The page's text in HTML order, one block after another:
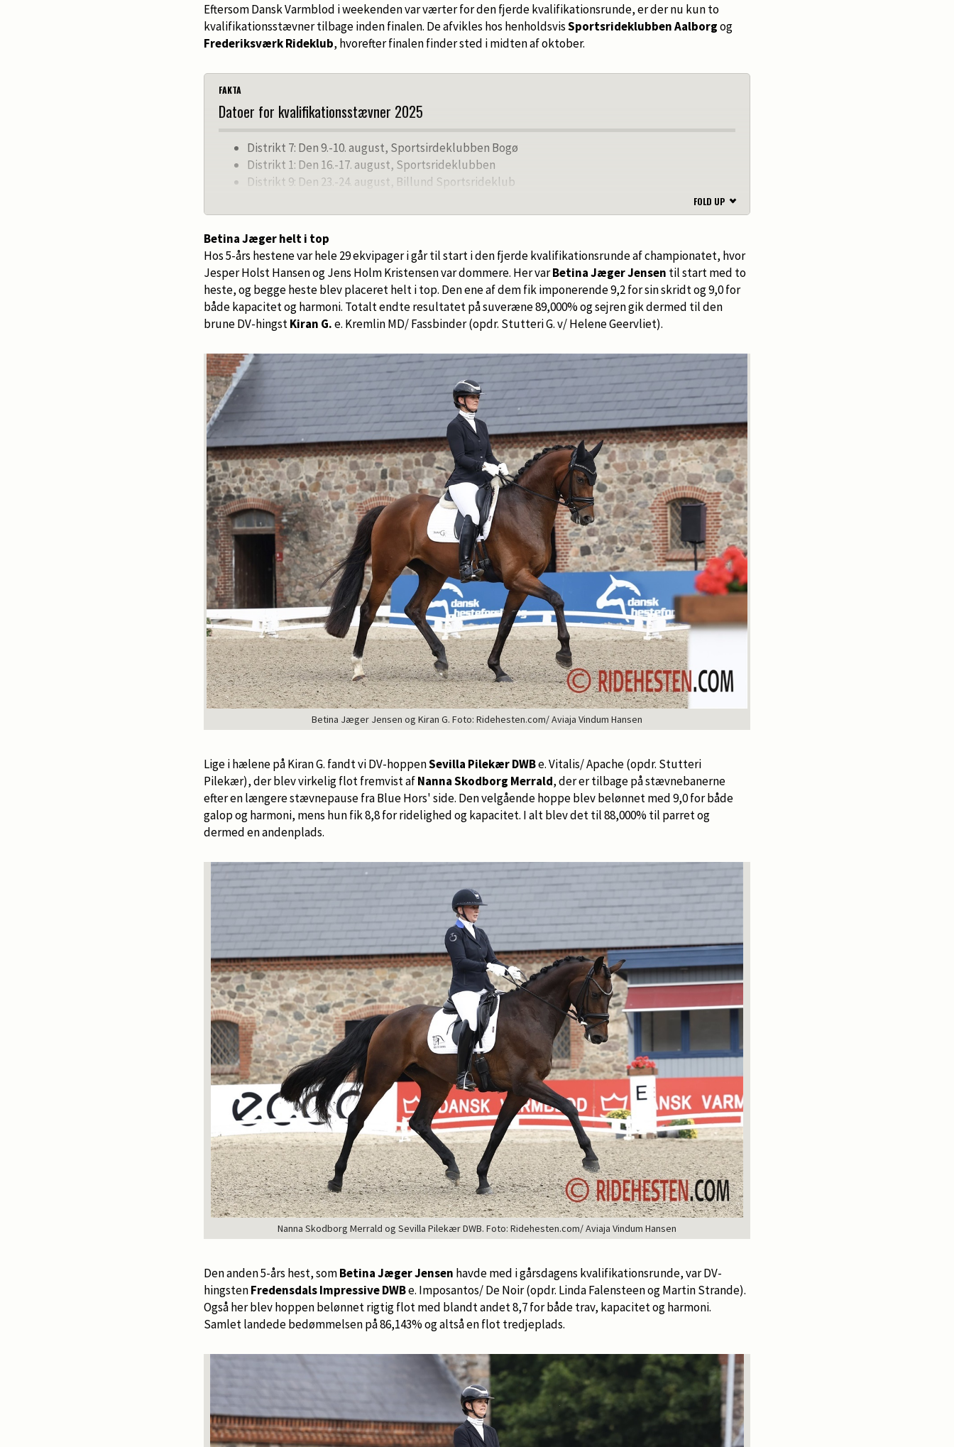
Eftersom Dansk Varmblod i weekenden var værter for den fjerde kvalifikationsrunde, er der nu kun to
kvalifikationsstævner tilbage inden finalen. De afvikles hos henholdsvisSportsrideklubben Aalborgog
Frederiksværk Rideklub, hvorefter finalen finder sted i midten af oktober.
FAKTA
Datoer for kvalifikationsstævner 2025
Distrikt 7: Den 9.-10. august, Sportsirdeklubben Bogø
Distrikt 1: Den 16.-17. august, Sportsrideklubben
Distrikt 9: Den 23.-24. august, Billund Sportsrideklub
Distrikt 14: Den 13.-14. september, Sportsrideklubben Aalborg
Distrikt 2: Den 20.-21. september, Frederiksværk Rideklub
FINALE: Den 9.-12. oktober, Stutteri Ask
FOLD UP
Betina Jæger helt i top
Hos 5-års hestene var hele 29 ekvipager i går til start i den fjerde kvalifikationsrunde af championatet, hvor
Jesper Holst Hansen og Jens Holm Kristensen var dommere. Her varBetina Jæger Jensen til start med to
heste, og begge heste blev placeret helt i top. Den ene af dem fik imponerende 9,2 for sin skridt og 9,0 for
både kapacitet og harmoni. Totalt endte resultatet på suveræne 89,000% og sejren gik dermed til den
brune DV-hingstKiran G.e. Kremlin MD/ Fassbinder (opdr. Stutteri G. v/ Helene Geervliet).
Betina Jæger Jensen og Kiran G. Foto: Ridehesten.com/ Aviaja Vindum Hansen
Lige i hælene på Kiran G. fandt vi DV-hoppenSevilla Pilekær DWBe. Vitalis/ Apache (opdr. Stutteri
Pilekær), der blev virkelig flot fremvist afNanna Skodborg Merrald, der er tilbage på stævnebanerne
efter en længere stævnepause fra Blue Hors' side. Den velgående hoppe blev belønnet med 9,0 for både
galop og harmoni, mens hun fik 8,8 for ridelighed og kapacitet. I alt blev det til 88,000% til parret og
dermed en andenplads.
Nanna Skodborg Merrald og Sevilla Pilekær DWB. Foto: Ridehesten.com/ Aviaja Vindum Hansen
Den anden 5-års hest, somBetina Jæger Jensen havde med i gårsdagens kvalifikationsrunde, var DV-
hingstenFredensdals Impressive DWBe. Imposantos/ De Noir (opdr. Linda Falensteen og Martin Strande).
Også her blev hoppen belønnet rigtig flot med blandt andet 8,7 for både trav, kapacitet og harmoni.
Samlet landede bedømmelsen på 86,143% og altså en flot tredjeplads.